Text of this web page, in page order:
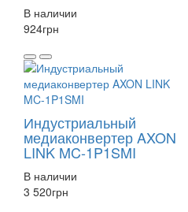
В наличии
924грн
Индустриальный
медиаконвертер AXON
LINK MC-1P1SMI
В наличии
3 520грн